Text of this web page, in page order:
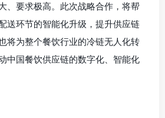
、要求极高。此次战略合作，将帮
送环节的智能化升级，提升供应链
将为整个餐饮行业的冷链无人化转
中国餐饮供应链的数字化、智能化